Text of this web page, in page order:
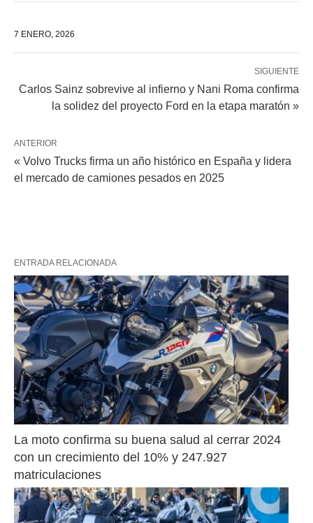
7 ENERO, 2026
SIGUIENTE
Carlos Sainz sobrevive al infierno y Nani Roma confirma
la solidez del proyecto Ford en la etapa maratón »
ANTERIOR
« Volvo Trucks firma un año histórico en España y lidera
el mercado de camiones pesados en 2025
ENTRADA RELACIONADA
La moto confirma su buena salud al cerrar 2024
con un crecimiento del 10% y 247.927
matriculaciones